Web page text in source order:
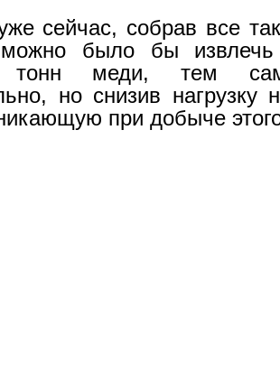
сейчас, собрав все
было бы
тонн меди, тем
но снизив
при добыче